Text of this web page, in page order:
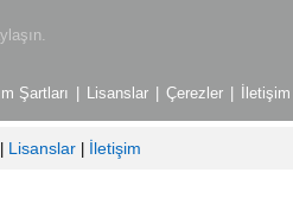
Şartları Lisanslar Çerezler İletişim
Lisanslar İletişim